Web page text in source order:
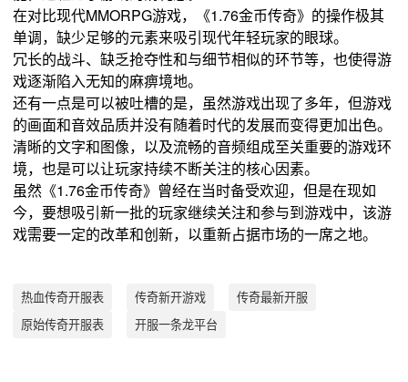
在对比现代MMORPG游戏，《1.76金币传奇》的操作极其
单调，缺少足够的元素来吸引现代年轻玩家的眼球。
冗长的战斗、缺乏抢夺性和与细节相似的环节等，也使得游
戏逐渐陷入无知的麻痹境地。
还有一点是可以被吐槽的是，虽然游戏出现了多年，但游戏
的画面和音效品质并没有随着时代的发展而变得更加出色。
清晰的文字和图像，以及流畅的音频组成至关重要的游戏环
境，也是可以让玩家持续不断关注的核心因素。
虽然《1.76金币传奇》曾经在当时备受欢迎，但是在现如
今，要想吸引新一批的玩家继续关注和参与到游戏中，该游
戏需要一定的改革和创新，以重新占据市场的一席之地。
热血传奇开服表 传奇新开游戏
传奇最新开服
原始传奇开服表
开服一条龙平台